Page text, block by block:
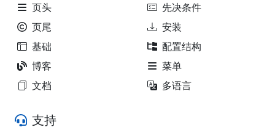
页头
页尾
基础
博客
文档
先决条件
安装
配置结构
菜单
多语言
支持